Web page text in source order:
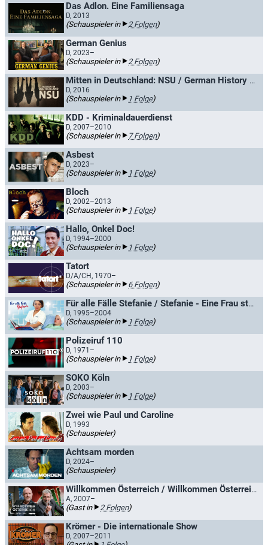
Das Adlon. Eine Familiensaga
D, 2013
(Schauspieler in 2 Folgen)
German Genius
D, 2023–
(Schauspieler in 2 Folgen)
Mitten in Deutschland: NSU / German History X: NSU
D, 2016
(Schauspieler in 1 Folge)
KDD - Kriminaldauerdienst
D, 2007–2010
(Schauspieler in 7 Folgen)
Asbest
D, 2023–
(Schauspieler in 1 Folge)
Bloch
D, 2002–2013
(Schauspieler in 1 Folge)
Hallo, Onkel Doc!
D, 1994–2000
(Schauspieler in 1 Folge)
Tatort
D/A/CH, 1970–
(Schauspieler in 6 Folgen)
Für alle Fälle Stefanie / Stefanie - Eine Frau startet durch
D, 1995–2004
(Schauspieler in 1 Folge)
Polizeiruf 110
D, 1971–
(Schauspieler in 1 Folge)
SOKO Köln
D, 2003–
(Schauspieler in 1 Folge)
Zwei wie Paul und Caroline
D, 1993
(Schauspieler)
Achtsam morden
D, 2024–
(Schauspieler)
Willkommen Österreich / Willkommen Österreich mit Stermann & Grissemann
A, 2007–
(Gast in 2 Folgen)
Krömer - Die internationale Show
D, 2007–2011